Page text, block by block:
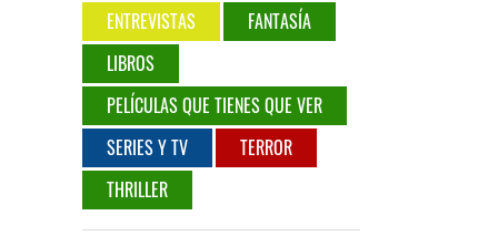
ENTREVISTAS
FANTASÍA
LIBROS
PELÍCULAS QUE TIENES QUE VER
SERIES Y TV
TERROR
THRILLER